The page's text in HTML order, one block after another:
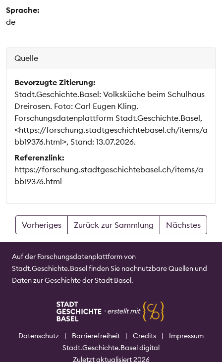
Sprache:
de
Quelle
Bevorzugte Zitierung:
Stadt.Geschichte.Basel: Volksküche beim Schulhaus
Dreirosen. Foto: Carl Eugen Kling.
Forschungsdatenplattform Stadt.Geschichte.Basel,
<https://forschung.stadtgeschichtebasel.ch/items/a
bb19376.html>, Stand: 13.07.2026.
Referenzlink:
https://forschung.stadtgeschichtebasel.ch/items/a
bb19376.html
Vorheriges Zurück zur Sammlung Nächstes
Auf der Forschungsdatenplattform von
Stadt.Geschichte.Basel finden Sie nachnutzbare Quellen und
Daten zur Geschichte der Stadt Basel.
⸱ erstellt mit
Datenschutz | Barrierefreiheit | Credits |
Impressum
Stadt.Geschichte.Basel digital
Zuletzt aktualisiert 2026